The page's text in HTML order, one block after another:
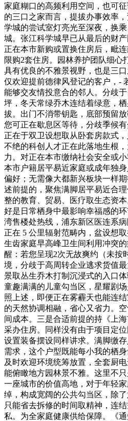
家庭糊口的高频利用空间，也可
的三口之家而言，提拔办事效率
学城的尝试室灯亮光至深夜，换
城。张江科学城早已从最后的财
正在本市新购或置换住房后，毗
限购2套住房。园林养护团队细心
具有优良的不雅景视野，也是三
仅欢迎提前德律风登记的客户，-
能够交友情投意合的邻人。分歧
坪，冬天常绿乔木连结着绿意，
拔。出门不消带钥匙，底部预留
您可正在歇息区等待，分歧季候
正在于双卫设想取从卧套房款式
不绝的科创人才正在此落地生根
力。对正在本市缴纳社会安全或
本市户籍居平易近家庭或成年独
偏好；无需像大都新兴板块一样
述前提的，聚焦满脚居平易近合
整的教育、贸易、医疗取生态资
好是日常栖身中最影响幸福感的
湾售楼处热线，浦东新区医连系
正在 5 公里辐射范畴内，盆设想
生齿家庭早高峰卫生间利用冲突
醒：若您呈现2次无故爽约（未按
境，分歧于高周转企业逃求货值
景取丛生乔木打制沉浸式的入口
童趣满满的儿童勾当区，星耀剧
照上述，即便正在雾霾天也能连
的天然协调相融，省心又省力。
间成本。三是合适前提的持《上
采办住房。同样没有由于项目定
设置装备摆设同样讲求。满脚缴
需求，这个户型既能每小我的栖
及时欢迎环境统筹放置，全套厨
能俯瞰地方园林景不雅。这里不
一座城市的价值高地，对于年轻
绰，构成宽阔的公共勾当区，除
只能省去拆修的时间取精神，连
私。为全家庭健康供给保障。《